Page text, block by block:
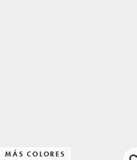
MÁS COLORES